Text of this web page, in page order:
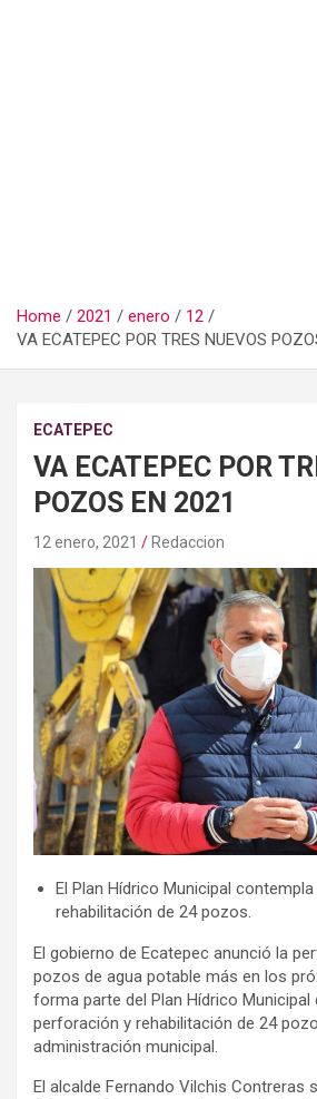
Home 2021 enero
12
VA ECATEPEC POR TRES NUEVOS
ECATEPEC
VA ECATEPEC POR
POZOS EN 2021
12 enero, 2021 Redaccion
El Plan Hídrico Municipal
rehabilitación de 24 pozos.
El gobierno de Ecatepec anunció la
pozos de agua potable más en los
forma parte del Plan Hídrico Municipal
perforación y rehabilitación de 24
administración municipal.
El alcalde Fernando Vilchis Contreras